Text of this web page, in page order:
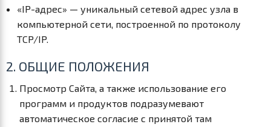
«IP-адрес» — уникальный сетевой адрес узла в
компьютерной сети, построенной по протоколу
TCP/IP.
2. ОБЩИЕ ПОЛОЖЕНИЯ
Просмотр Сайта, а также использование его
программ и продуктов подразумевают
автоматическое согласие с принятой там